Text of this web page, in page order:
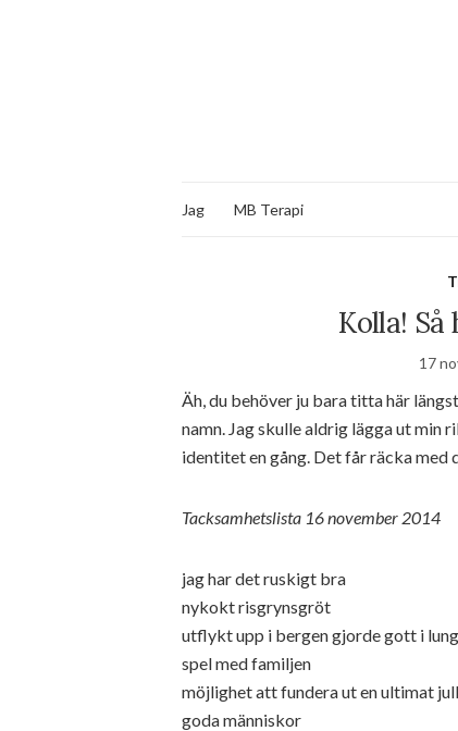
Jag MB Terapi
Kolla!
17
Äh, du behöver ju bara titta här
namn. Jag skulle aldrig lägga ut min
identitet en gång. Det får räcka med
Tacksamhetslista 16 november 2014
jag har det ruskigt bra
nykokt risgrynsgröt
utflykt upp i bergen gjorde gott i
spel med familjen
möjlighet att fundera ut en ultimat
goda människor